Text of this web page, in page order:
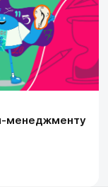
менеджменту